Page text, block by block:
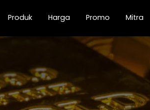
Produk Harga Promo Mitra